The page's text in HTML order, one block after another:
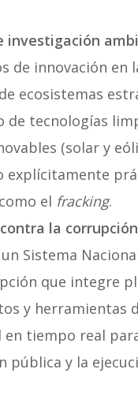
investigación
de innovación en
ecosistemas
de tecnologías
(solar y
explícitamente
el fracking.
la
Sistema
que integre
y herramientas
tiempo real
pública y la